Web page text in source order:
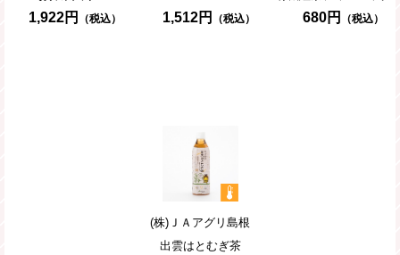
ギフト
1,922円 1,512円 680円
(株)ＪＡアグリ島根
出雲はとむぎ茶